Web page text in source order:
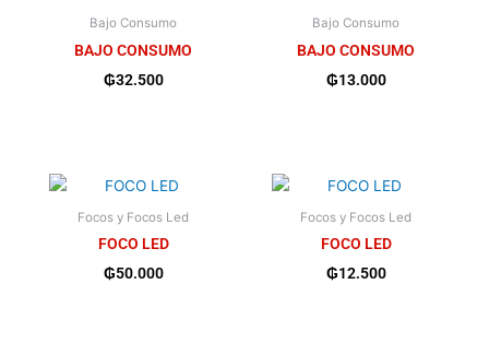
Bajo Consumo
BAJO CONSUMO
₲32.500
Bajo Consumo
BAJO CONSUMO
₲13.000
Focos y Focos Led
FOCO LED
₲50.000
Focos y Focos Led
FOCO LED
₲12.500